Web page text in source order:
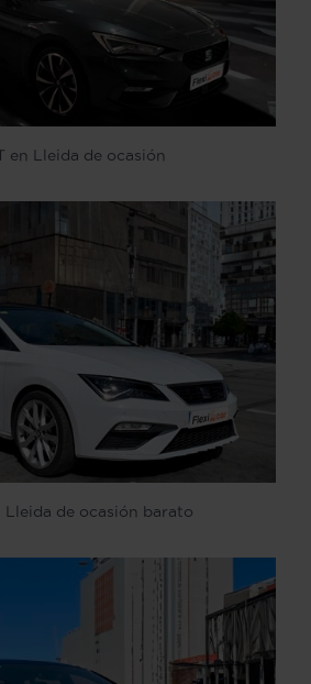
en Lleida de ocasión
Lleida de ocasión barato